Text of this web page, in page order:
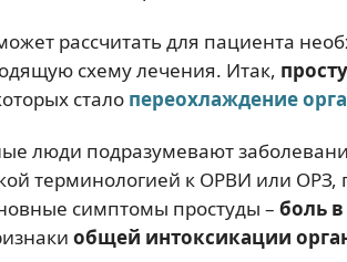
рассчитать для пациента
схему лечения. Итак,
стало переохлаждение
люди подразумевают
терминологией к ОРВИ или
симптомы простуды – боль в
общей интоксикации